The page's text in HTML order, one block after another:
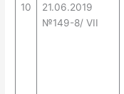
10
21.06.2019
№149-8/ VII